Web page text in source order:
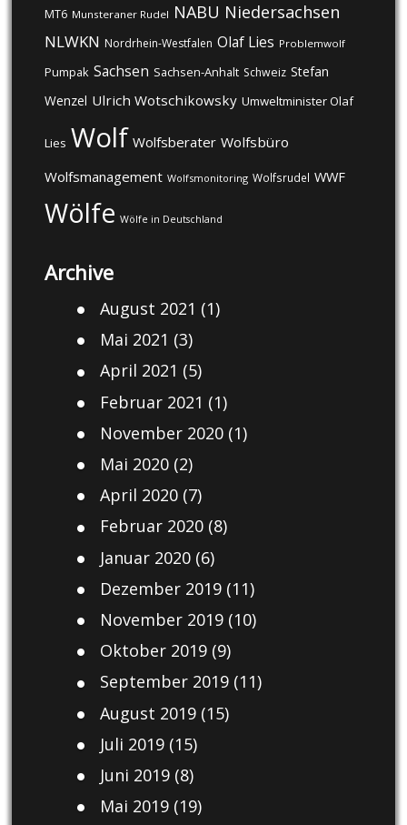
MT6 Munsteraner Rudel NABU Niedersachsen
NLWKN Nordrhein-Westfalen Olaf Lies Problemwolf
Pumpak Sachsen Sachsen-Anhalt Schweiz Stefan
Wenzel Ulrich Wotschikowsky Umweltminister Olaf
Lies Wolf Wolfsberater Wolfsbüro
Wolfsmanagement Wolfsmonitoring Wolfsrudel WWF
Wölfe Wölfe in Deutschland
Archive
August 2021 (1)
Mai 2021 (3)
April 2021 (5)
Februar 2021 (1)
November 2020(1)
Mai 2020(2)
April 2020(7)
Februar 2020(8)
Januar 2020(6)
Dezember 2019(11)
November 2019(10)
Oktober 2019(9)
September 2019(11)
August 2019(15)
Juli 2019(15)
Juni 2019(8)
Mai 2019(19)